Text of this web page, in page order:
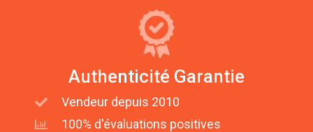
Authenticité Garantie
Vendeur depuis 2010
100% d'évaluations positives